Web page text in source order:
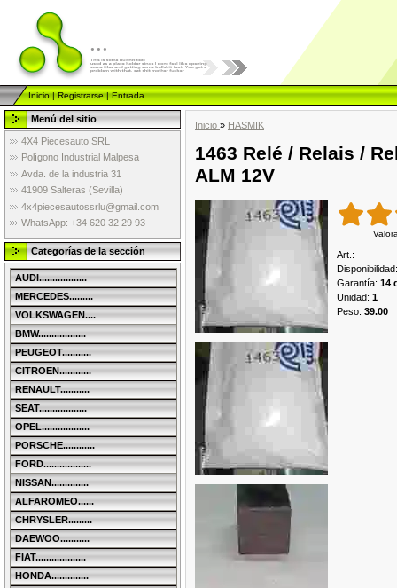
...
Inicio|Registrarse|Entrada
Menú del sitio
4X4 Piecesauto SRL
Polígono Industrial Malpesa
Avda. de la industria 31
41909 Salteras (Sevilla)
4x4piecesautossrlu@gmail.com
WhatsApp: +34 620 32 29 93
Categorías de la sección
AUDI..................
MERCEDES.........
VOLKSWAGEN....
BMW..................
PEUGEOT...........
CITROEN............
RENAULT...........
SEAT..................
OPEL..................
PORSCHE............
FORD..................
NISSAN..............
ALFAROMEO......
CHRYSLER.........
DAEWOO...........
FIAT...................
HONDA..............
Inicio » HASMIK
1463 Relé / Relais /
ALM 12V
Art. :
Disponibilidad:
Garantía: 14
Unidad: 1
Peso: 39.00